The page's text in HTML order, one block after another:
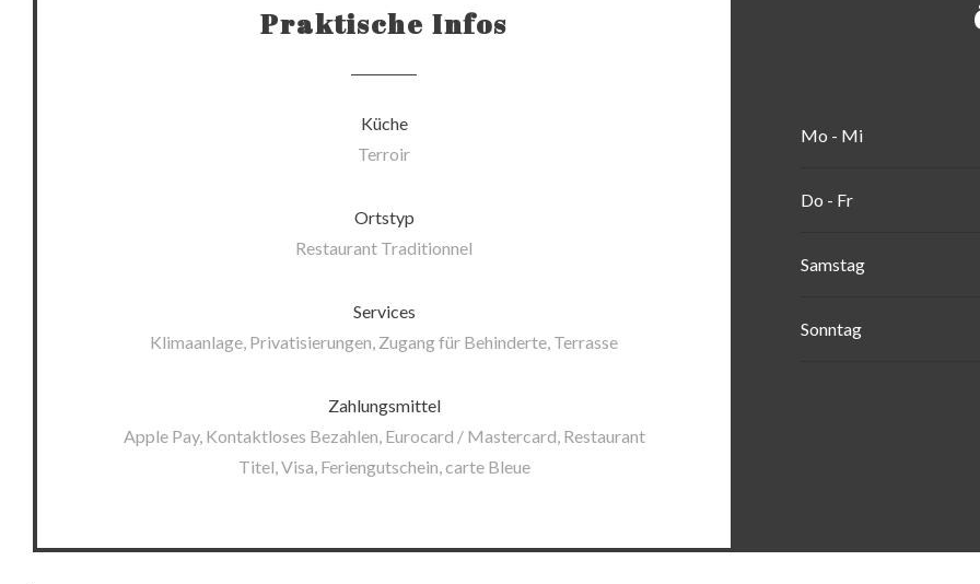
Praktische Infos
Küche
Terroir
Ortstyp
Restaurant Traditionnel
Services
Klimaanlage, Privatisierungen, Zugang für Behinderte, Terrasse
Zahlungsmittel
Apple Pay, Kontaktloses Bezahlen, Eurocard / Mastercard, Restaurant
Titel, Visa, Feriengutschein, carte Bleue
Mo - Mi
Do - Fr
Samstag
Sonntag